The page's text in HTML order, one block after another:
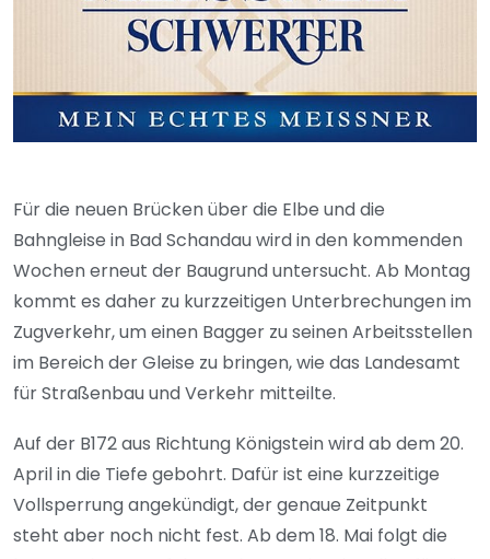
Für die neuen Brücken über die Elbe und die
Bahngleise in Bad Schandau wird in den kommenden
Wochen erneut der Baugrund untersucht. Ab Montag
kommt es daher zu kurzzeitigen Unterbrechungen im
Zugverkehr, um einen Bagger zu seinen Arbeitsstellen
im Bereich der Gleise zu bringen, wie das Landesamt
für Straßenbau und Verkehr mitteilte.
Auf der B172 aus Richtung Königstein wird ab dem 20.
April in die Tiefe gebohrt. Dafür ist eine kurzzeitige
Vollsperrung angekündigt, der genaue Zeitpunkt
steht aber noch nicht fest. Ab dem 18. Mai folgt die